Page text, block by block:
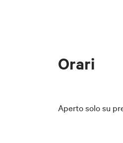
Orari
Aperto solo su